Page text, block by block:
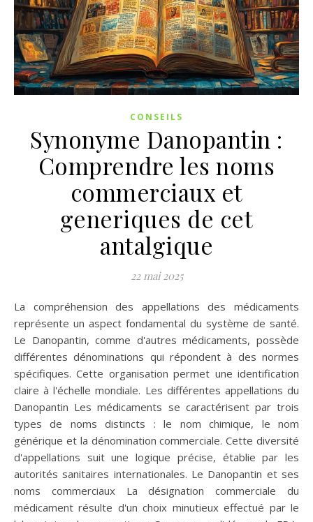
CONSEILS
Synonyme Danopantin :
Comprendre les noms
commerciaux et
generiques de cet
antalgique
22 mai 2025
La compréhension des appellations des médicaments
représente un aspect fondamental du système de santé.
Le Danopantin, comme d'autres médicaments, possède
différentes dénominations qui répondent à des normes
spécifiques. Cette organisation permet une identification
claire à l'échelle mondiale. Les différentes appellations du
Danopantin Les médicaments se caractérisent par trois
types de noms distincts : le nom chimique, le nom
générique et la dénomination commerciale. Cette diversité
d'appellations suit une logique précise, établie par les
autorités sanitaires internationales. Le Danopantin et ses
noms commerciaux La désignation commerciale du
médicament résulte d'un choix minutieux effectué par le